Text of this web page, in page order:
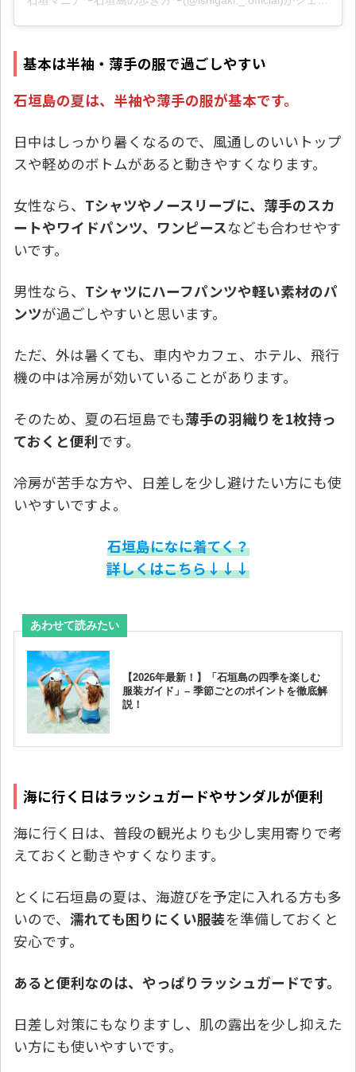
基本は半袖・薄手の服で過ごしやすい
石垣島の夏は、半袖や薄手の服が基本です。
日中はしっかり暑くなるので、風通しのいいトップ
スや軽めのボトムがあると動きやすくなります。
女性なら、 Tシャツやノースリーブに、薄手のスカ
ートやワイドパンツ、ワンピースなども合わせやす
いです。
男性なら、 Tシャツにハーフパンツや軽い素材のパ
ンツが過ごしやすいと思います。
ただ、外は暑くても、車内やカフェ、ホテル、飛行
機の中は冷房が効いていることがあります。
そのため、夏の石垣島でも薄手の羽織りを1枚持っ
ておくと便利です。
冷房が苦手な方や、日差しを少し避けたい方にも使
いやすいですよ。
石垣島になに着てく？
詳しくはこちら↓↓↓
海に行く日はラッシュガードやサンダルが便利
海に行く日は、普段の観光よりも少し実用寄りで考
えておくと動きやすくなります。
とくに石垣島の夏は、海遊びを予定に入れる方も多
いので、 濡れても困りにくい服装を準備しておくと
安心です。
あると便利なのは、やっぱりラッシュガードです。
日差し対策にもなりますし、肌の露出を少し抑えた
い方にも使いやすいです。